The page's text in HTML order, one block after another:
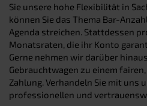
Sie unsere hohe Flexibilität in
können Sie das Thema Bar-
Agenda streichen. Stattdessen
Monatsraten, die ihr Konto
Gerne nehmen wir darüber
Gebrauchtwagen zu einem
Zahlung. Verhandeln Sie mit uns
professionellen und